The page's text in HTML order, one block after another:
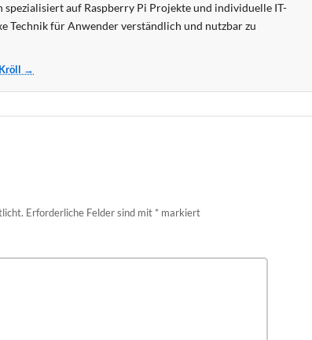
spezialisiert auf Raspberry Pi Projekte und individuelle IT-
Technik für Anwender verständlich und nutzbar zu
→
Erforderliche Felder sind mit * markiert